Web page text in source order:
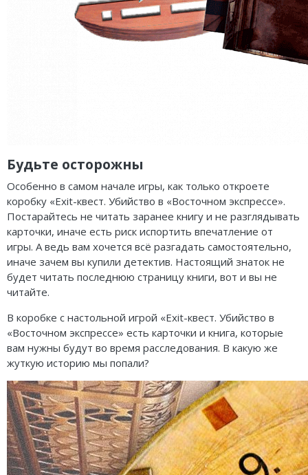
Будьте осторожны
Особенно в самом начале игры, как только откроете
коробку «Exit-квест. Убийство в «Восточном экспрессе».
Постарайтесь не читать заранее книгу и не разглядывать
карточки, иначе есть риск испортить впечатление от
игры. А ведь вам хочется всё разгадать самостоятельно,
иначе зачем вы купили детектив. Настоящий знаток не
будет читать последнюю страницу книги, вот и вы не
читайте.
В коробке с настольной игрой «Exit-квест. Убийство в
«Восточном экспрессе» есть карточки и книга, которые
вам нужны будут во время расследования. В какую же
жуткую историю мы попали?